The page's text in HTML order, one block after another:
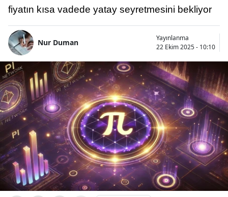
fiyatın kısa vadede yatay seyretmesini bekliyor
Nur Duman
Yayınlanma
22 Ekim 2025 - 10:10